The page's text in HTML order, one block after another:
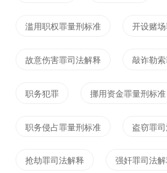
律作枉法裁判的，构成徇私枉法
十年以下有期徒刑；情节特别严
在民事、行政审判活动中故意违
裁判，情节严重的，处五年以下
滥用职权罪量刑标准 开设赌
故意伤害罪司法解释 敲诈勒
职务犯罪 挪用资金罪量刑标准
职务侵占罪量刑标准 盗窃罪
抢劫罪司法解释 强奸罪司法